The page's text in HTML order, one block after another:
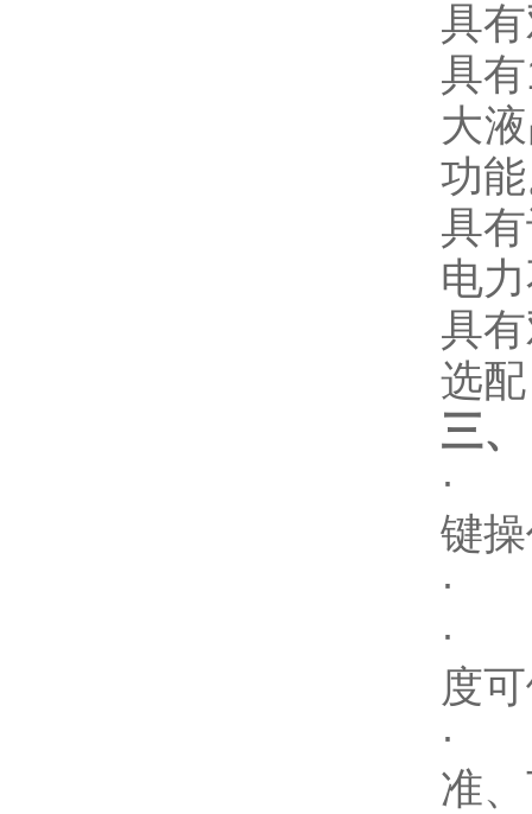
具
具
大
功
具
电
具
选
三、
·
键
·
·
度
·
准